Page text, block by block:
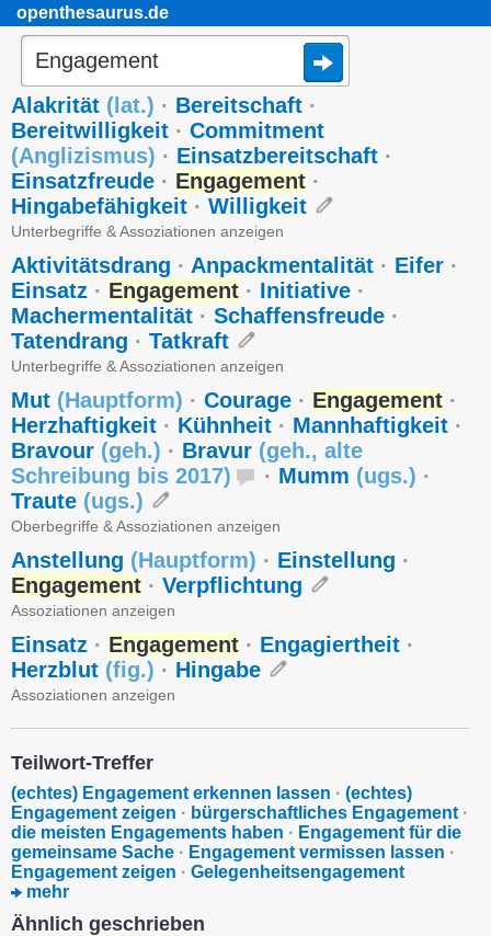
openthesaurus.de
Alakrität ( lat.) · Bereitschaft ·
Bereitwilligkeit · Commitment
(Anglizismus) · Einsatzbereitschaft ·
Einsatzfreude · Engagement ·
Hingabefähigkeit · Willigkeit
Unterbegriffe & Assoziationen anzeigen
Aktivitätsdrang · Anpackmentalität · Eifer ·
Einsatz · Engagement · Initiative ·
Machermentalität · Schaffensfreude ·
Tatendrang · Tatkraft
Unterbegriffe & Assoziationen anzeigen
Mut (Hauptform) · Courage · Engagement ·
Herzhaftigkeit · Kühnheit · Mannhaftigkeit ·
Bravour (geh.) · Bravur (geh., alte
Schreibung bis 2017) · Mumm (ugs.) ·
Traute (ugs.)
Oberbegriffe & Assoziationen anzeigen
Anstellung (Hauptform) · Einstellung ·
Engagement · Verpflichtung
Assoziationen anzeigen
Einsatz · Engagement · Engagiertheit ·
Herzblut (fig.) · Hingabe
Assoziationen anzeigen
Teilwort-Treffer
(echtes) Engagement erkennen lassen · (echtes)
Engagement zeigen · bürgerschaftliches Engagement ·
die meisten Engagements haben · Engagement für die
gemeinsame Sache · Engagement vermissen lassen ·
Engagement zeigen · Gelegenheitsengagement
mehr
Ähnlich geschrieben